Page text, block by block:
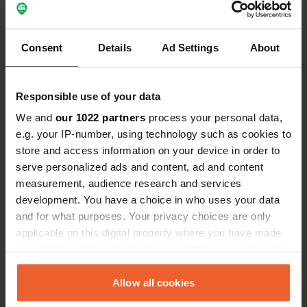
Consent Details Ad Settings About
Responsible use of your data
We and our 1022 partners process your personal data,
e.g. your IP-number, using technology such as cookies to
store and access information on your device in order to
serve personalized ads and content, ad and content
measurement, audience research and services
development. You have a choice in who uses your data
and for what purposes. Your privacy choices are only
applicable on this digital property where you have made
any time from the Cookie Declaration or by clicking on
the Privacy trigger icon.Allow all cookies
Contact
Locatie
Coördinaten
49° 55' 12" N 6° 15' 42" E
Kopiëren
49.9199683 6.2617774
Sitecode
110896
Upgrade naarPRO+